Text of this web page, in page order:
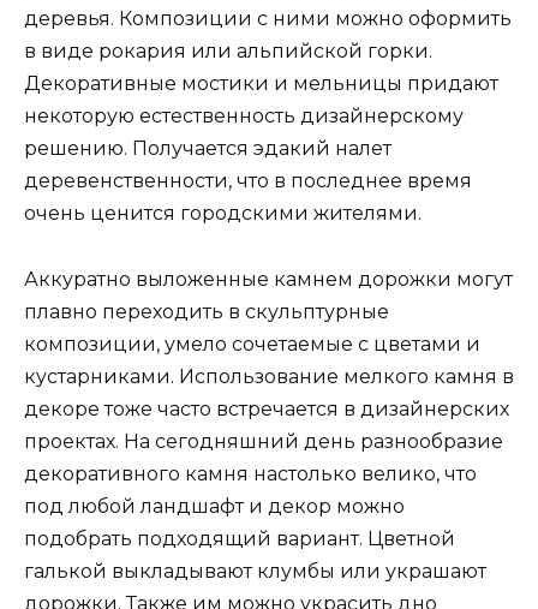
деревья. Композиции с ними можно оформить
в виде рокария или альпийской горки.
Декоративные мостики и мельницы придают
некоторую естественность дизайнерскому
решению. Получается эдакий налет
деревенственности, что в последнее время
очень ценится городскими жителями.
Аккуратно выложенные камнем дорожки могут
плавно переходить в скульптурные
композиции, умело сочетаемые с цветами и
кустарниками. Использование мелкого камня в
декоре тоже часто встречается в дизайнерских
проектах. На сегодняшний день разнообразие
декоративного камня настолько велико, что
под любой ландшафт и декор можно
подобрать подходящий вариант. Цветной
галькой выкладывают клумбы или украшают
дорожки. Также им можно украсить дно